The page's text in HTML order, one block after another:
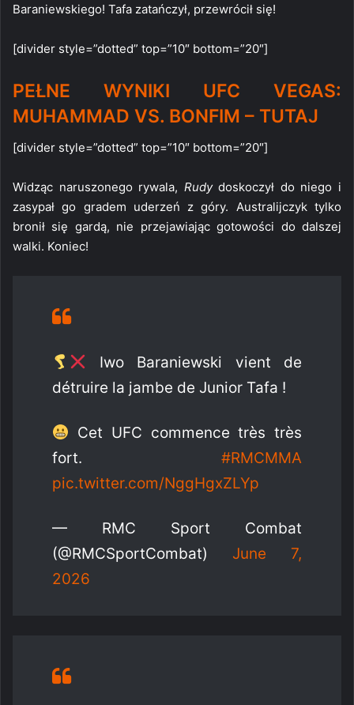
Baraniewskiego! Tafa zatańczył, przewrócił się!
[divider style=”dotted” top=”10″ bottom=”20″]
PEŁNE WYNIKI UFC VEGAS:
MUHAMMAD VS. BONFIM – TUTAJ
[divider style=”dotted” top=”10″ bottom=”20″]
Widząc naruszonego rywala, Rudydoskoczył do niego i
zasypał go gradem uderzeń z góry. Australijczyk tylko
bronił się gardą, nie przejawiając gotowości do dalszej
walki. Koniec!
Iwo Baraniewski vient de
détruire la jambe de Junior Tafa !
Cet UFC commence très très
fort. #RMCMMA
pic.twitter.com/NggHgxZLYp
— RMC Sport Combat
(@RMCSportCombat) June 7,
2026